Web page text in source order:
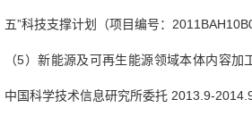
五”科技支撑计划（项目编号：
（5）新能源及可再生能源领域本体内容加
中国科学技术信息研究所委托 2013.9-